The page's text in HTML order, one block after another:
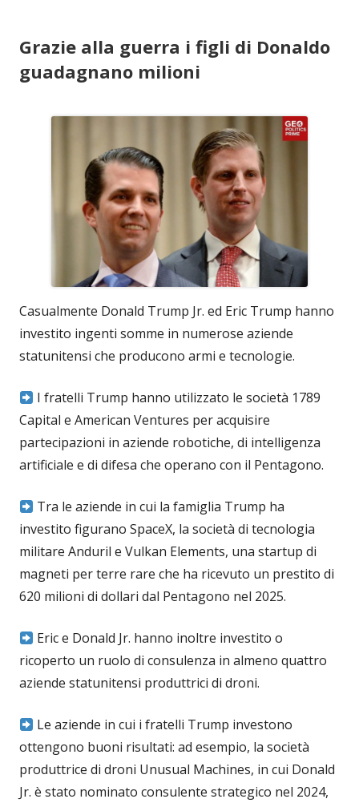
Grazie alla guerra i figli di Donaldo
guadagnano milioni
Casualmente Donald Trump Jr. ed Eric Trump hanno
investito ingenti somme in numerose aziende
statunitensi che producono armi e tecnologie.
I fratelli Trump hanno utilizzato le società 1789
Capital e American Ventures per acquisire
partecipazioni in aziende robotiche, di intelligenza
artificiale e di difesa che operano con il Pentagono.
Tra le aziende in cui la famiglia Trump ha
investito figurano SpaceX, la società di tecnologia
militare Anduril e Vulkan Elements, una startup di
magneti per terre rare che ha ricevuto un prestito di
620 milioni di dollari dal Pentagono nel 2025.
Eric e Donald Jr. hanno inoltre investito o
ricoperto un ruolo di consulenza in almeno quattro
aziende statunitensi produttrici di droni.
Le aziende in cui i fratelli Trump investono
ottengono buoni risultati: ad esempio, la società
produttrice di droni Unusual Machines, in cui Donald
Jr. è stato nominato consulente strategico nel 2024,